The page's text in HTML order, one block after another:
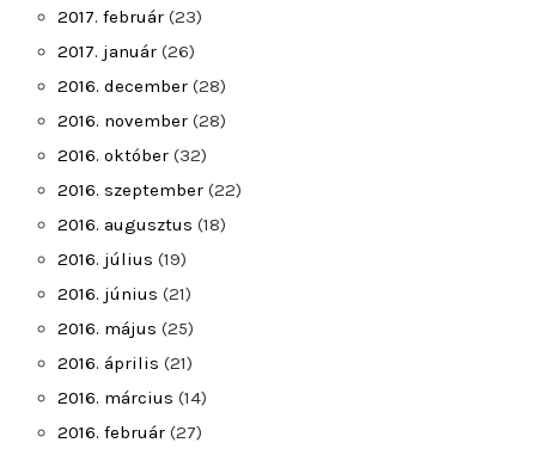
2017. február (23)
2017. január (26)
2016. december (28)
2016. november (28)
2016. október (32)
2016. szeptember (22)
2016. augusztus (18)
2016. július (19)
2016. június (21)
2016. május (25)
2016. április (21)
2016. március (14)
2016. február (27)